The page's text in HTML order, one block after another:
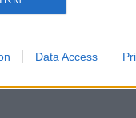
Data Access
– pradėta
tyrimų
d. 07:42